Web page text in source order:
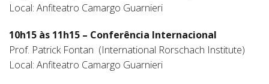
Local: Anfiteatro Camargo Guarnieri
10h15 às 11h15 – Conferência Internacional
Prof. Patrick Fontan (International Rorschach Institute)
Local: Anfiteatro Camargo Guarnieri